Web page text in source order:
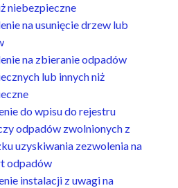
niebezpieczne
na usunięcie drzew lub
na zbieranie odpadów
lub innych niż
do wpisu do rejestru
odpadów zwolnionych z
uzyskiwania zezwolenia na
odpadów
instalacji z uwagi na